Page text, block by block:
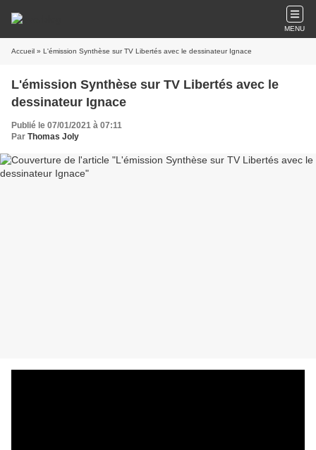
MENU
Accueil » L'émission Synthèse sur TV Libertés avec le dessinateur Ignace
L'émission Synthèse sur TV Libertés avec le
dessinateur Ignace
Publié le 07/01/2021 à 07:11
Par Thomas Joly